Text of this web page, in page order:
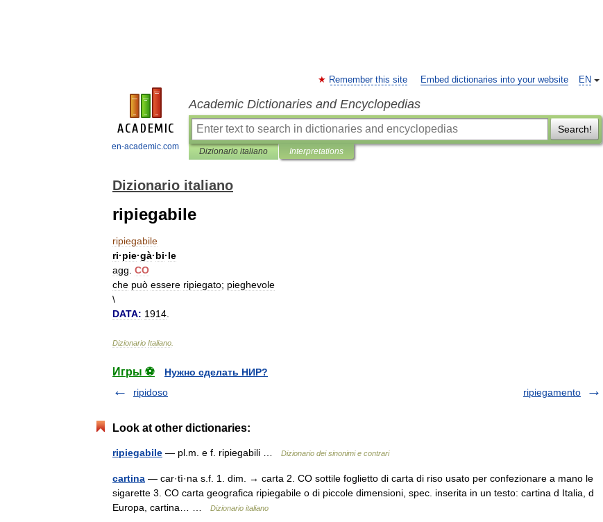
en-academic.com
EN
Remember this site Embed dictionaries into your website
Academic Dictionaries and Encyclopedias
Search!
Dizionario italiano Interpretations
Dizionario italiano
ripiegabile
ripiegabile
ri·pie·gà·bi·le
agg CO
che può essere ripiegato; pieghevole
\
DATA: 1914
Dizionario Italiano
Игры ⚽
Нужно сделать НИР?
ripidoso
ripiegamento
Look at other dictionaries:
ripiegabile — pl.m. e f. ripiegabili … Dizionario dei sinonimi e contrari
cartina — car·tì·na s.f. 1. dim. → carta 2. CO sottile foglietto di carta di riso usato per confezionare a mano le
sigarette 3. CO carta geografica ripiegabile o di piccole dimensioni, spec. inserita in un testo: cartina d Italia, d
Europa, cartina… …
Dizionario italiano